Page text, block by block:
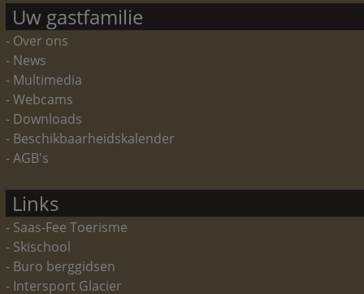
Uw gastfamilie
- Over ons
- News
- Multimedia
- Webcams
- Downloads
- Beschikbaarheidskalender
- AGB's
Links
- Saas-Fee Toerisme
- Skischool
- Buro berggidsen
- Intersport Glacier